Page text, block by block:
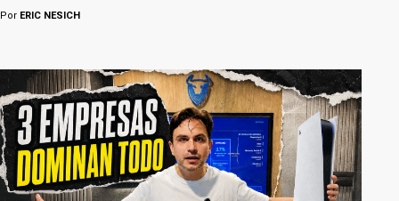
Por ERIC NESICH